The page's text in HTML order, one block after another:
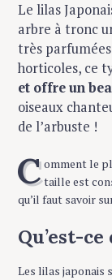
Le lilas
arbre à tronc
très
horticoles, ce
et offre un
oiseaux
de l’arbuste !
C omment le
taille est
qu’il faut savoir
Qu’est-
Les lilas japonais